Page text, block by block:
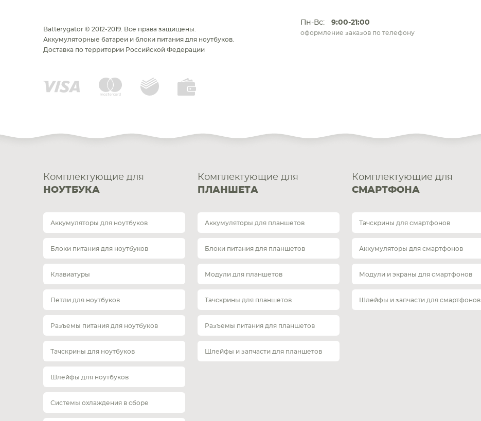
Пн-Вс: 9:00-21:00
оформление заказов по телефону
Batterygator © 2012-2019. Все права защищены.
Аккумуляторные батареи и блоки питания для ноутбуков.
Доставка по территории Российской Федерации
Комплектующие для
НОУТБУКА
Аккумуляторы для ноутбуков
Блоки питания для ноутбуков
Клавиатуры
Петли для ноутбуков
Разъемы питания для ноутбуков
Тачскрины для ноутбуков
Шлейфы для ноутбуков
Системы охлаждения в сборе
Комплектующие для
ПЛАНШЕТА
Аккумуляторы для планшетов
Блоки питания для планшетов
Модули для планшетов
Тачскрины для планшетов
Разъемы питания для планшетов
Шлейфы и запчасти для планшетов
Комплектующие для
СМАРТФОНА
Тачскрины для смартфонов
Аккумуляторы для смартфонов
Модули и экраны для смартфонов
Шлейфы и запчасти для смартфонов